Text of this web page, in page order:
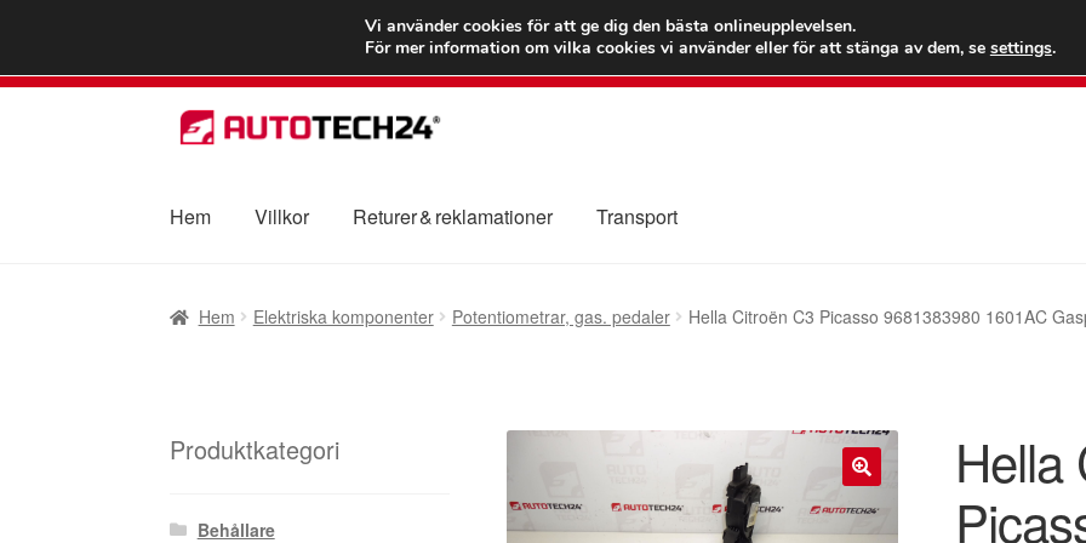
FRAKT från 75 kr
Ring
Hoppa
till
Hoppa
till
Hem Villkor Returer & reklamationer Transport
Hem Elektriska komponenter Potentiometrar, gas. pedaler Hella Citroën C3 Picasso 9681383980 1601AC
🔍
Hella
Produktkategori
Behållare
Vi använder cookies för att ge dig den bästa onlineupplevelsen.
För mer information om vilka cookies vi använder eller för att stänga av dem, se settings.